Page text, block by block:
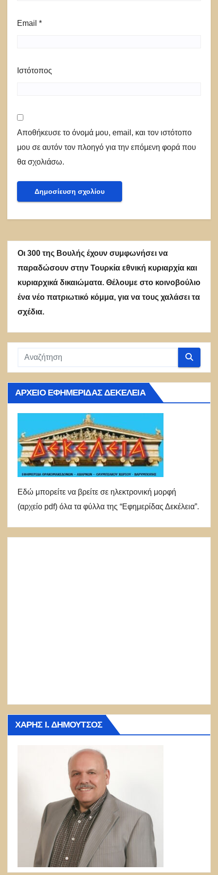
Email *
Ιστότοπος
Αποθήκευσε το όνομά μου, email, και τον ιστότοπο
μου σε αυτόν τον πλοηγό για την επόμενη φορά που
θα σχολιάσω.
Οι 300 της Βουλής έχουν συμφωνήσει να
παραδώσουν στην Τουρκία εθνική κυριαρχία και
κυριαρχικά δικαιώματα. Θέλουμε στο κοινοβούλιο
ένα νέο πατριωτικό κόμμα, για να τους χαλάσει τα
σχέδια.
ΑΡΧΕΊΟ ΕΦΗΜΕΡΊΔΑΣ ΔΕΚΈΛΕΙΑ
Εδώ μπορείτε να βρείτε σε ηλεκτρονική μορφή
(αρχείο pdf) όλα τα φύλλα της “Εφημερίδας Δεκέλεια”.
ΧΆΡΗΣ Ι. ΔΗΜΟΎΤΣΟΣ